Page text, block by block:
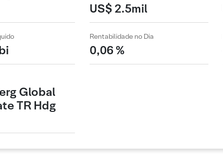
US$ 2.5mil
Rentabilidade no Dia
0,06 %
Global
TR Hdg